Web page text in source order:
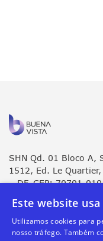
SHN Qd. 01 Bloco A,
1512, Ed. Le
– DF, CEP: 70701-010
Este website
Utilizamos cookies para
nosso tráfego. Também